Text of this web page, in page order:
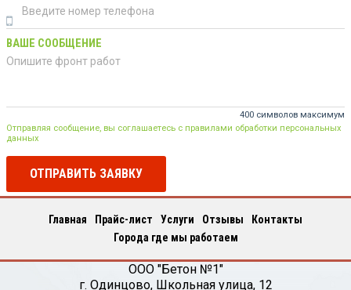
ВАШЕ СООБЩЕНИЕ
400 символов максимум
Отправляя сообщение, вы соглашаетесь с правилами обработки персональных
данных
ОТПРАВИТЬ ЗАЯВКУ
Главная Прайс-лист Услуги Отзывы
Контакты
Города где мы работаем
ООО "Бетон №1"
г. Одинцово, Школьная улица, 12